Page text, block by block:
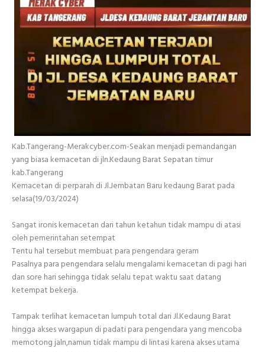
Kab.Tangerang-Merakcyber.com-Seakan menjadi pemandangan
yang biasa kemacetan di jln.Kedaung Barat Sepatan timur
kab.Tangerang
Kemacetan di perparah di Jl.Jembatan Baru kedaung Barat pada
selasa(19/03/2024)
Sangat ironis kemacetan dari tahun ketahun tidak mampu di atasi
oleh pemerintahan setempat
Tentu hal tersebut membuat para pengendara geram
Pasalnya para pengendara selalu mengalami kemacetan di pagi hari
dan sore hari sehingga tidak selalu tepat waktu saat datang
ketempat bekerja.
Tampak terlihat kemacetan lumpuh total dari Jl.Kedaung Barat
hingga akses wargapun di padati para pengendara yang mencoba
memotong jaln,namun tidak mampu di lintasi karena akses utama